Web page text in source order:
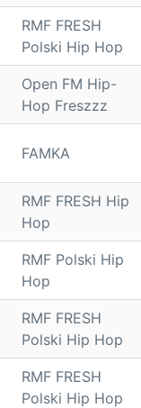
RMF FRESH
Polski Hip Hop
Open FM Hip-
Hop Freszzz
FAMKA
RMF FRESH Hip
Hop
RMF Polski Hip
Hop
RMF FRESH
Polski Hip Hop
RMF FRESH
Polski Hip Hop